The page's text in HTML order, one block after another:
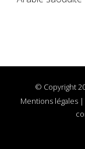
© Copyright
Mentions légales |